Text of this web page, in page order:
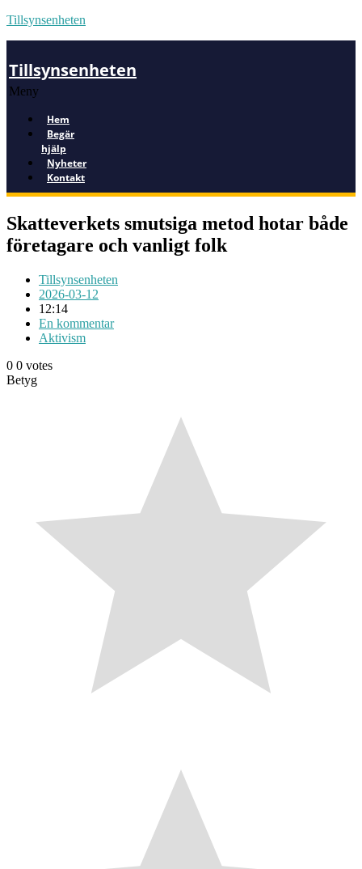
Tillsynsenheten
Tillsynsenheten
Meny
Hem
Begär
hjälp
Nyheter
Kontakt
Skatteverkets smutsiga metod hotar både
företagare och vanligt folk
Tillsynsenheten
2026-03-12
12:14
En kommentar
Aktivism
0 0 votes
Betyg